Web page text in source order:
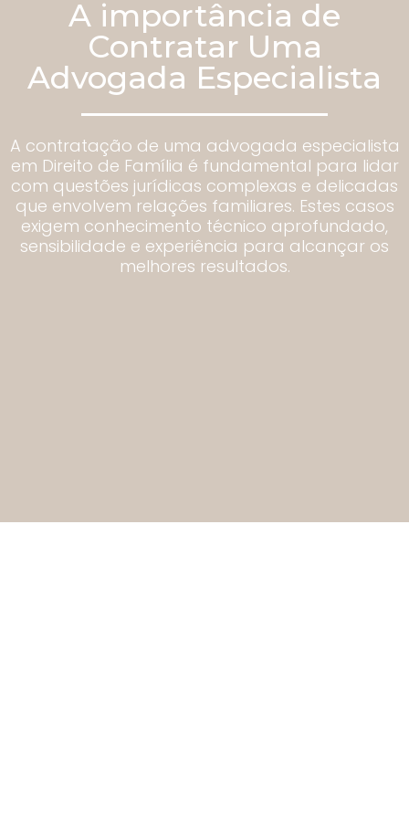
A importância de
Contratar Uma
Advogada Especialista
A contratação de uma advogada especialista
em Direito de Família é fundamental para lidar
com questões jurídicas complexas e delicadas
que envolvem relações familiares. Estes casos
exigem conhecimento técnico aprofundado,
sensibilidade e experiência para alcançar os
melhores resultados.